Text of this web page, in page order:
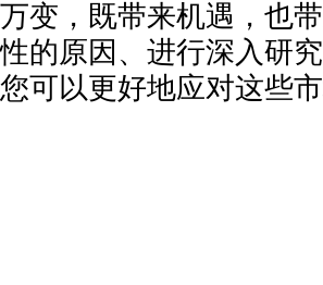
万变，既带来机遇，也
性的原因、进行深入研
您可以更好地应对这些市